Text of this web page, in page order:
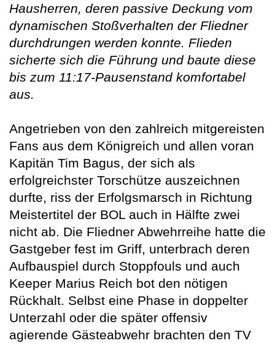
Hausherren, deren passive Deckung vom
dynamischen Stoßverhalten der Fliedner
durchdrungen werden konnte. Flieden
sicherte sich die Führung und baute diese
bis zum 11:17-Pausenstand komfortabel
aus.
Angetrieben von den zahlreich mitgereisten
Fans aus dem Königreich und allen voran
Kapitän Tim Bagus, der sich als
erfolgreichster Torschütze auszeichnen
durfte, riss der Erfolgsmarsch in Richtung
Meistertitel der BOL auch in Hälfte zwei
nicht ab. Die Fliedner Abwehrreihe hatte die
Gastgeber fest im Griff, unterbrach deren
Aufbauspiel durch Stoppfouls und auch
Keeper Marius Reich bot den nötigen
Rückhalt. Selbst eine Phase in doppelter
Unterzahl oder die später offensiv
agierende Gästeabwehr brachten den TV